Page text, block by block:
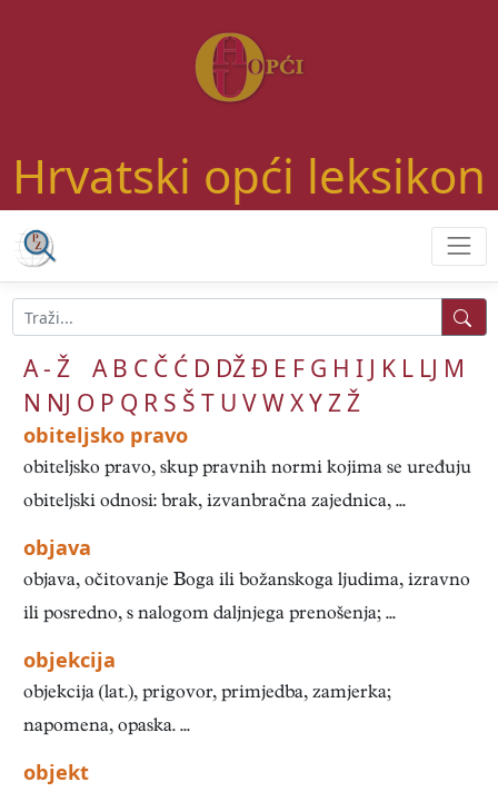
Hrvatski opći leksikon
A - Ž A B C Č Ć D DŽĐ E F G H I J K L LJ M
N NJ O P Q R S Š T U VWXYZŽ
obiteljsko pravo
obiteljsko pravo, skup pravnih normi kojima se uređuju
obiteljski odnosi: brak, izvanbračna zajednica, ...
objava
objava, očitovanje Boga ili božanskoga ljudima, izravno
ili posredno, s nalogom daljnjega prenošenja; ...
objekcija
objekcija (lat.), prigovor, primjedba, zamjerka;
napomena, opaska. ...
objekt